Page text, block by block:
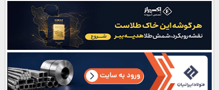
نظرسنجی
آب و هوا
اوقات شرعی
سواد زندگی